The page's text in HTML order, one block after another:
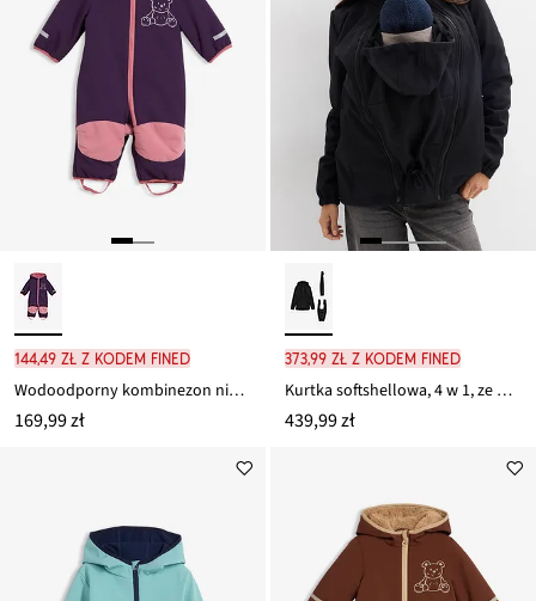
144,49 zł z kodem FINED
Wodoodporny kombinezon niemowlęcy softshell z kapturem
169,99 zł
373,99 zł z kodem FINED
Kurtka softshellowa, 4 w 1, ze wstawką dla dziecka z przodu i z tyłu
439,99 zł